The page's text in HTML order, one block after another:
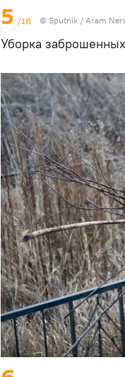
5 /18 © Sputnik / Aram
Уборка